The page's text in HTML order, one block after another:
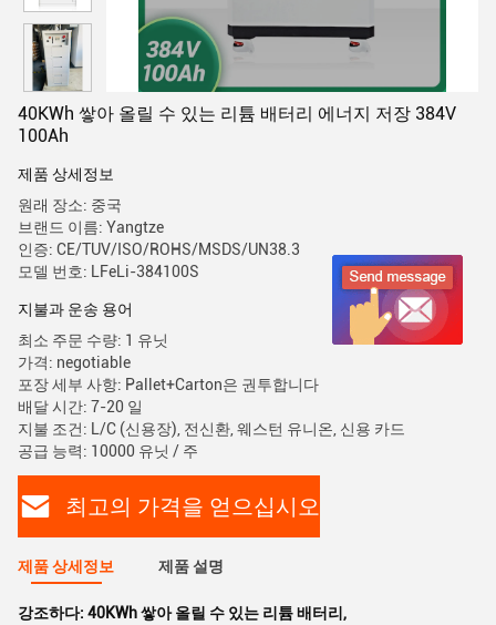
40KWh 쌓아 올릴 수 있는 리튬 배터리 에너지 저장 384V
100Ah
제품 상세정보
원래 장소: 중국
브랜드 이름: Yangtze
인증: CE/TUV/ISO/ROHS/MSDS/UN38.3
모델 번호: LFeLi-384100S
지불과 운송 용어
최소 주문 수량: 1 유닛
가격: negotiable
포장 세부 사항: Pallet+Carton은 권투합니다
배달 시간: 7-20 일
지불 조건: L/C (신용장), 전신환, 웨스턴 유니온, 신용 카드
공급 능력: 10000 유닛 / 주
최고의 가격을 얻으십시오
제품 상세정보 제품 설명
강조하다: 40KWh 쌓아 올릴 수 있는 리튬 배터리 ,